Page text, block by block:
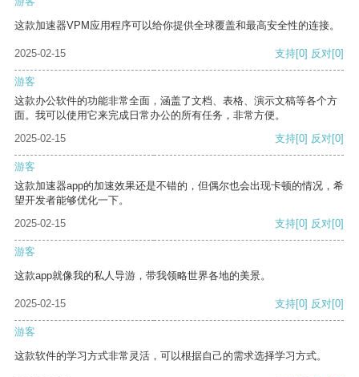
这款加速器VPM应用程序可以给你提供全球覆盖和最高安全性的连接。
2025-02-15 支持[0] 反对[0]
游客
这款办公软件的功能非常全面，涵盖了文档、表格、演示文稿等各个方
面。我可以使用它来完成日常办公的所有任务，非常方便。
2025-02-15
支持[0] 反对[0]
游客
这款加速器app的加速效果还是不错的，但偶尔也会出现卡顿的情况，希
望开发者能够优化一下。
2025-02-15
支持[0] 反对[0]
游客
这款app就像我的私人导游，带我领略世界各地的美景。
2025-02-15 支持[0] 反对[0]
游客
这款软件的学习方式非常灵活，可以根据自己的需求选择学习方式。